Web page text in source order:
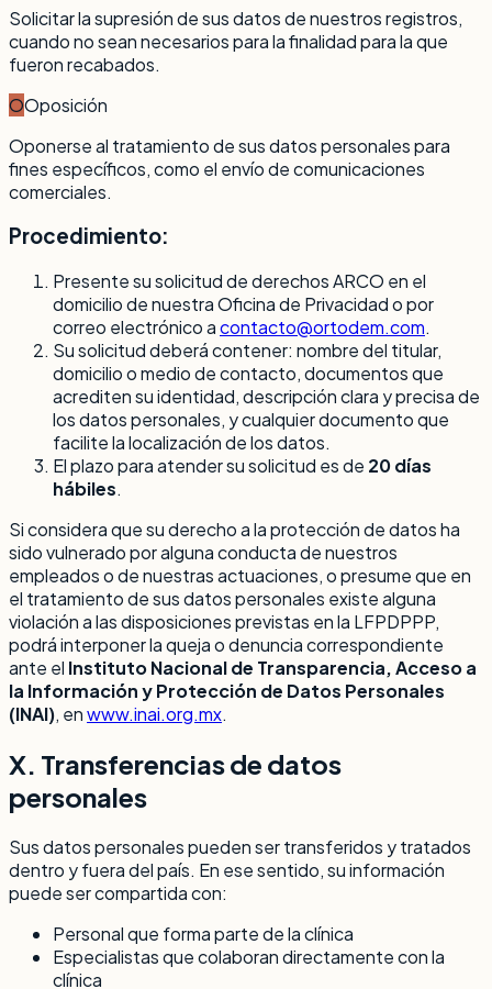
Solicitar la supresión de sus datos de nuestros registros,
cuando no sean necesarios para la finalidad para la que
fueron recabados.
OOposición
Oponerse al tratamiento de sus datos personales para
fines específicos, como el envío de comunicaciones
comerciales.
Procedimiento:
Presente su solicitud de derechos ARCO en el
domicilio de nuestra Oficina de Privacidad o por
correo electrónico acontacto@ortodem.com.
Su solicitud deberá contener: nombre del titular,
domicilio o medio de contacto, documentos que
acrediten su identidad, descripción clara y precisa de
los datos personales, y cualquier documento que
facilite la localización de los datos.
El plazo para atender su solicitud es de 20 días
hábiles.
Si considera que su derecho a la protección de datos ha
sido vulnerado por alguna conducta de nuestros
empleados o de nuestras actuaciones, o presume que en
el tratamiento de sus datos personales existe alguna
violación a las disposiciones previstas en la LFPDPPP,
podrá interponer la queja o denuncia correspondiente
ante el Instituto Nacional de Transparencia, Acceso a
la Información y Protección de Datos Personales
(INAI), enwww.inai.org.mx.
X. Transferencias de datos
personales
Sus datos personales pueden ser transferidos y tratados
dentro y fuera del país. En ese sentido, su información
puede ser compartida con:
Personal que forma parte de la clínica
Especialistas que colaboran directamente con la
clínica